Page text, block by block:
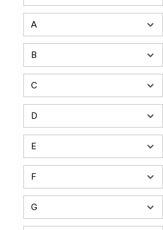
A
B
C
D
E
F
G